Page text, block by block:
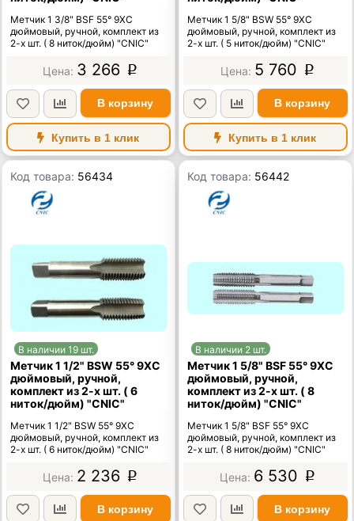
Метчик 1 3/8" BSF 55° 9ХС
дюймовый, ручной, комплект из
2-х шт. ( 8 ниток/дюйм) "CNIC"
3 266 p
В корзину
Купить в 1 клик
Метчик 1 5/8" BSW 55° 9ХС
дюймовый, ручной, комплект из
2-х шт. ( 5 ниток/дюйм) "CNIC"
5 760 p
В корзину
Купить в 1 клик
Код товара: 56434
В наличии 19 шт.
Метчик 1 1/2" BSW 55° 9ХС
дюймовый, ручной,
комплект из 2-х шт. ( 6
ниток/дюйм) "CNIC"
Метчик 1 1/2" BSW 55° 9ХС
дюймовый, ручной, комплект из
2-х шт. ( 6 ниток/дюйм) "CNIC"
2 236 p
В корзину
Код товара: 56442
В наличии 2 шт.
Метчик 1 5/8" BSF 55° 9ХС
дюймовый, ручной,
комплект из 2-х шт. ( 8
ниток/дюйм) "CNIC"
Метчик 1 5/8" BSF 55° 9ХС
дюймовый, ручной, комплект из
2-х шт. ( 8 ниток/дюйм) "CNIC"
6 530 p
В корзину